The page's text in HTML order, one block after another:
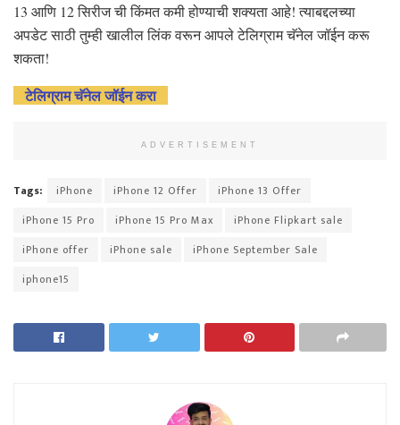
13 आणि 12 सिरीज ची किंमत कमी होण्याची शक्यता आहे! त्याबद्दलच्या
अपडेट साठी तुम्ही खालील लिंक वरून आपले टेलिग्राम चॅनेल जॉईन करू
शकता!
टेलिग्राम चॅनेल जॉईन करा
ADVERTISEMENT
Tags: iPhone iPhone 12 Offer
iPhone 13 Offer
iPhone 15 Pro
iPhone 15 Pro Max
iPhone Flipkart sale
iPhone offer
iPhone sale
iPhone September Sale
iphone15